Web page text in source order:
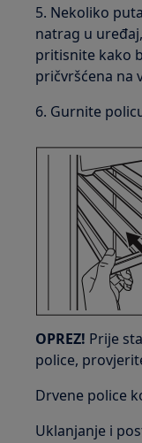
5. Nekoliko
natrag u
pritisnite kako
pričvršćena na
6. Gurnite
OPREZ! Prije
police,
Drvene police
Uklanjanje i